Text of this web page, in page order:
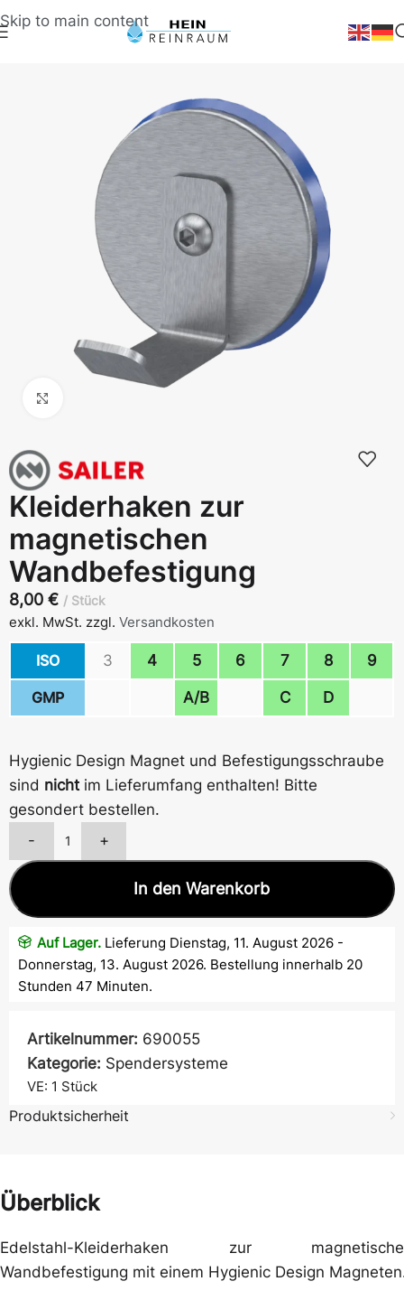
Skip to main content
Kleiderhaken zur
magnetischen
Wandbefestigung
8,00 € Stück
exkl. MwSt. zzgl. Versandkosten
ISO 3 4 5 6 7 8 9
GMP A/B C D
Hygienic Design Magnet und Befestigungsschraube
sind nicht im Lieferumfang enthalten! Bitte
gesondert bestellen.
-
+
In den Warenkorb
Auf Lager. Lieferung Dienstag, 11. August 2026 -
Donnerstag, 13. August 2026. Bestellung innerhalb 20
Stunden 47 Minuten.
Artikelnummer: 690055
Kategorie: Spendersysteme
VE: 1 Stück
Produktsicherheit
Überblick
Edelstahl-Kleiderhaken zur
Wandbefestigung mit einem Hygienic Design